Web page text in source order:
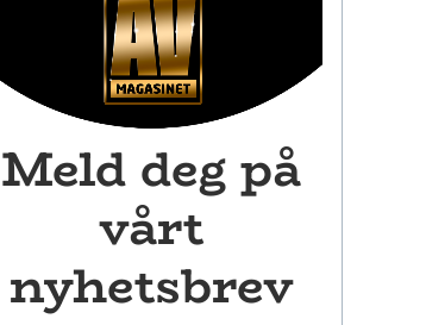
Meld deg på
vårt
nyhetsbrev